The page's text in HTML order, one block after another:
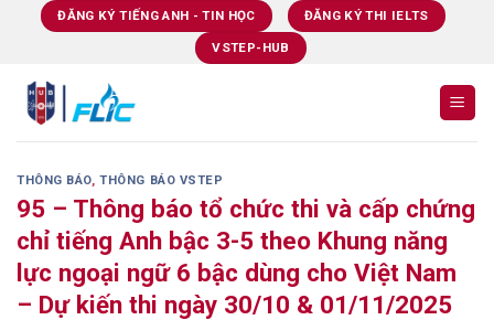
ĐĂNG KÝ TIẾNG ANH - TIN HỌC ĐĂNG KÝ THI IELTS
VSTEP-HUB
THÔNG BÁO,THÔNG BÁO VSTEP
95 – Thông báo tổ chức thi và cấp chứng
chỉ tiếng Anh bậc 3-5 theo Khung năng
lực ngoại ngữ 6 bậc dùng cho Việt Nam
– Dự kiến thi ngày 30/10 & 01/11/2025